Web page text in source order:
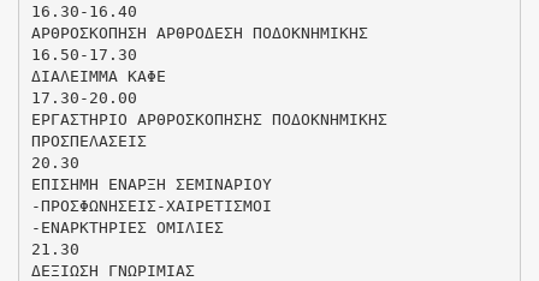
16.30-16.40
ΑΡΘΡΟΣΚΟΠΗΣΗ ΑΡΘΡΟΔΕΣΗ ΠΟΔΟΚΝΗΜΙΚΗΣ
16.50-17.30
ΔΙΑΛΕΙΜΜΑ ΚΑΦΕ
17.30-20.00
ΕΡΓΑΣΤΗΡΙΟ ΑΡΘΡΟΣΚΟΠΗΣΗΣ ΠΟΔΟΚΝΗΜΙΚΗΣ
ΠΡΟΣΠΕΛΑΣΕΙΣ
20.30
ΕΠΙΣΗΜΗ ΕΝΑΡΞΗ ΣΕΜΙΝΑΡΙΟΥ
-ΠΡΟΣΦΩΝΗΣΕΙΣ-ΧΑΙΡΕΤΙΣΜΟΙ
-ΕΝΑΡΚΤΗΡΙΕΣ ΟΜΙΛΙΕΣ
21.30
ΔΕΞΙΩΣΗ ΓΝΩΡΙΜΙΑΣ